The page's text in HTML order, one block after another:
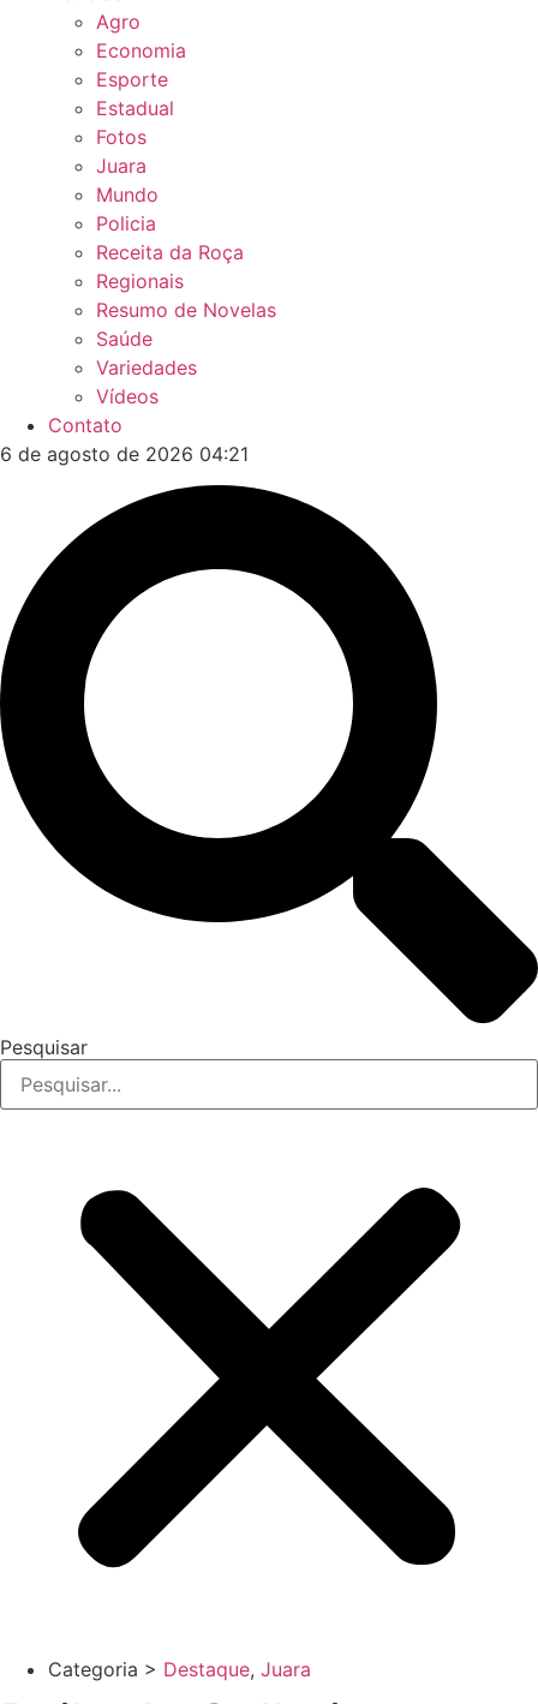
Agro
Economia
Esporte
Estadual
Fotos
Juara
Mundo
Policia
Receita da Roça
Regionais
Resumo de Novelas
Saúde
Variedades
Vídeos
Contato
6 de agosto de 2026 04:21
Pesquisar
Categoria > Destaque, Juara